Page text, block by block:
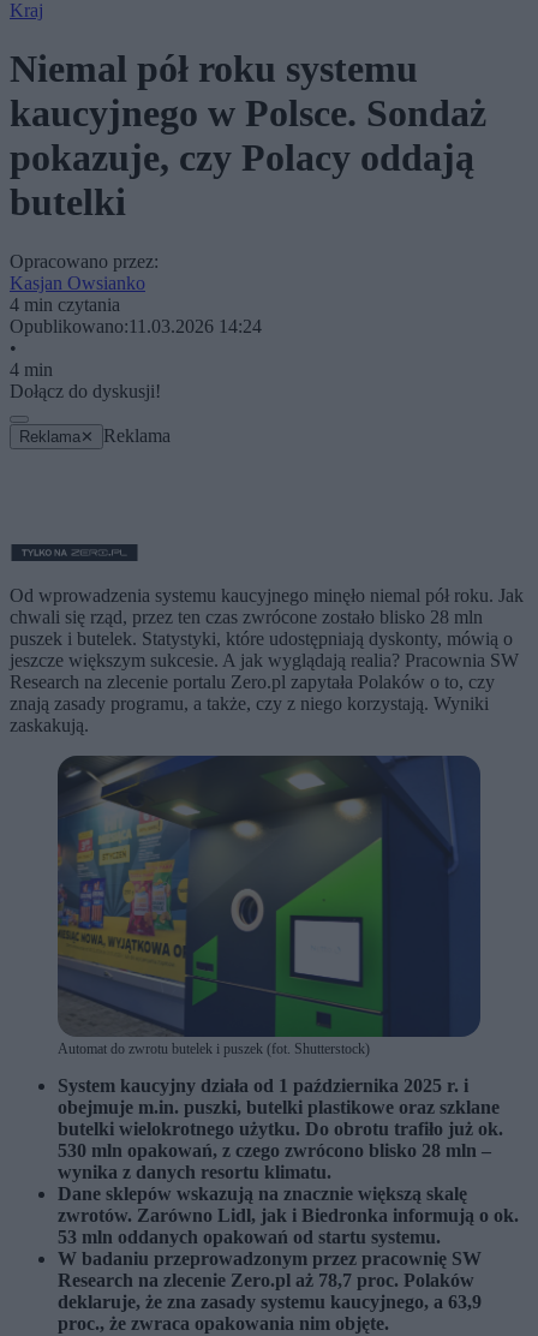
Kraj
Niemal pół roku systemu
kaucyjnego w Polsce. Sondaż
pokazuje, czy Polacy oddają
butelki
Opracowano przez:
Kasjan Owsianko
4 min czytania
Opublikowano:11.03.2026 14:24
•
4 min
Dołącz do dyskusji!
Reklama ✕ Reklama
Od wprowadzenia systemu kaucyjnego minęło niemal pół roku. Jak
chwali się rząd, przez ten czas zwrócone zostało blisko 28 mln
puszek i butelek. Statystyki, które udostępniają dyskonty, mówią o
jeszcze większym sukcesie. A jak wyglądają realia? Pracownia SW
Research na zlecenie portalu Zero.pl zapytała Polaków o to, czy
znają zasady programu, a także, czy z niego korzystają. Wyniki
zaskakują.
Automat do zwrotu butelek i puszek (fot. Shutterstock)
System kaucyjny działa od 1 października 2025 r. i
obejmuje m.in. puszki, butelki plastikowe oraz szklane
butelki wielokrotnego użytku. Do obrotu trafiło już ok.
530 mln opakowań, z czego zwrócono blisko 28 mln –
wynika z danych resortu klimatu.
Dane sklepów wskazują na znacznie większą skalę
zwrotów. Zarówno Lidl, jak i Biedronka informują o ok.
53 mln oddanych opakowań od startu systemu.
W badaniu przeprowadzonym przez pracownię SW
Research na zlecenie Zero.pl aż 78,7 proc. Polaków
deklaruje, że zna zasady systemu kaucyjnego, a 63,9
proc., że zwraca opakowania nim objęte.